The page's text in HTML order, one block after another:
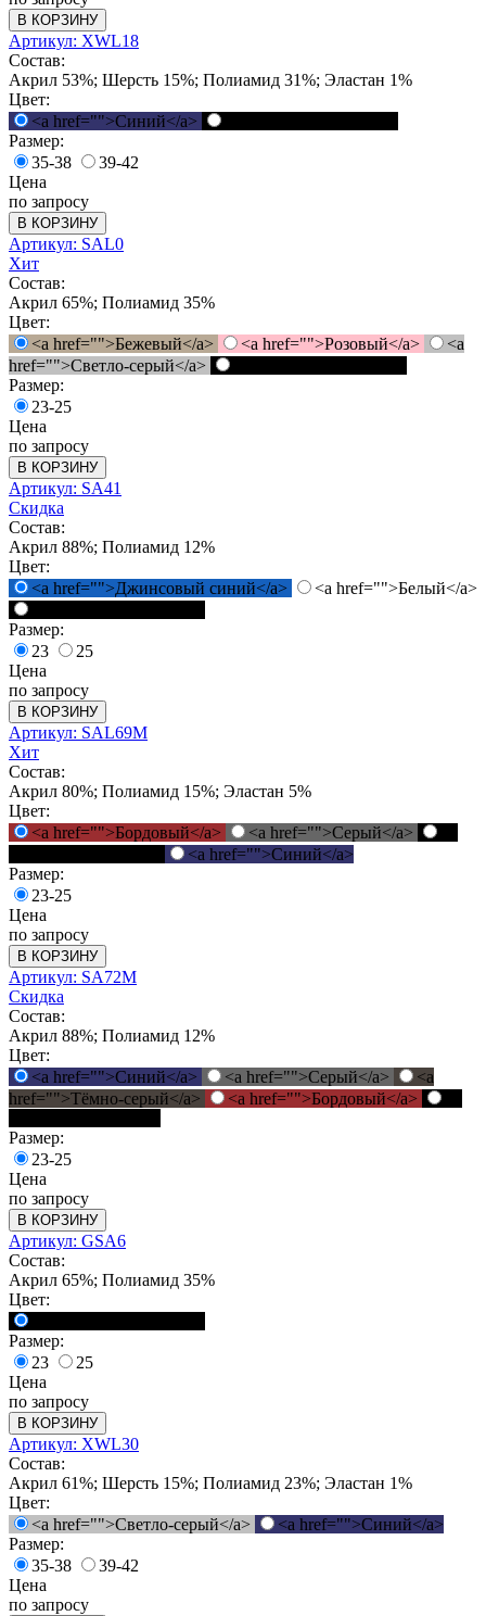
В КОРЗИНУ
Артикул: XWL18
Состав:
Акрил 53%; Шерсть 15%; Полиамид 31%; Эластан 1%
Цвет:
<a href="">Синий</a>
Размер:
35-38
39-42
Цена
по запросу
В КОРЗИНУ
Артикул: SAL0
Хит
Состав:
Акрил 65%; Полиамид 35%
Цвет:
<a href="">Бежевый</a>
<a href="">Розовый</a>
<a
href="">Светло-серый</a>
Размер:
23-25
Цена
по запросу
В КОРЗИНУ
Артикул: SA41
Скидка
Состав:
Акрил 88%; Полиамид 12%
Цвет:
<a href="">Джинсовый синий</a>
<a href="">Белый</a>
Размер:
23
25
Цена
по запросу
В КОРЗИНУ
Артикул: SAL69M
Хит
Состав:
Акрил 80%; Полиамид 15%; Эластан 5%
Цвет:
<a href="">Бордовый</a>
<a href="">Серый</a>
<a href="">Синий</a>
Размер:
23-25
Цена
по запросу
В КОРЗИНУ
Артикул: SA72M
Скидка
Состав:
Акрил 88%; Полиамид 12%
Цвет:
<a href="">Синий</a>
<a href="">Серый</a>
<a
href="">Тёмно-серый</a>
<a href="">Бордовый</a>
Размер:
23-25
Цена
по запросу
В КОРЗИНУ
Артикул: GSA6
Состав:
Акрил 65%; Полиамид 35%
Цвет:
Размер:
23
25
Цена
по запросу
В КОРЗИНУ
Артикул: XWL30
Состав:
Акрил 61%; Шерсть 15%; Полиамид 23%; Эластан 1%
Цвет:
<a href="">Светло-серый</a>
<a href="">Синий</a>
Размер:
35-38
39-42
Цена
по запросу